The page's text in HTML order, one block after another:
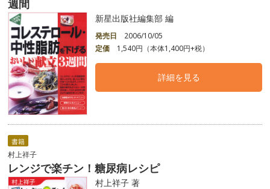
週間
新星出版社編集部 編
発売日
2006/10/05
定価
1,540円（本体1,400円+税）
詳細を見る
書籍
村上祥子
レンジで楽チン！糖尿病レシピ
村上祥子 著